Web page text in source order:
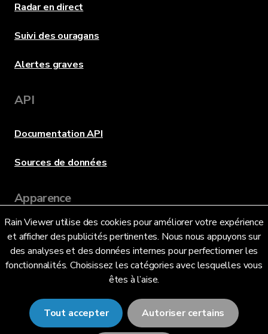
Rain Viewer utilise des cookies pour améliorer votre expérience
et afficher des publicités pertinentes. Nous nous appuyons sur
des analyses et des données internes pour perfectionner les
fonctionnalités. Choisissez les catégories avec lesquelles vous
êtes à l’aise.
Tout accepter Autoriser certains
Radar en direct
Suivi des ouragans
Alertes graves
API
Documentation API
Sources de données
Apparence
Langue